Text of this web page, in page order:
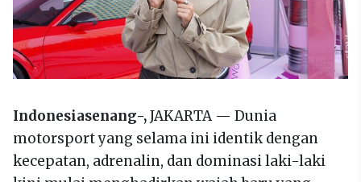
Indonesiasenang-,JAKARTA — Dunia
motorsport yang selama ini identik dengan
kecepatan, adrenalin, dan dominasi laki-laki